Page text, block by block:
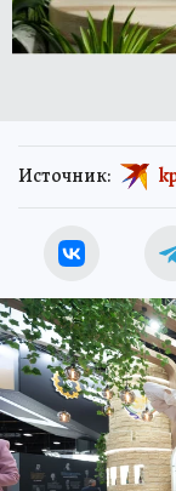
Источник: